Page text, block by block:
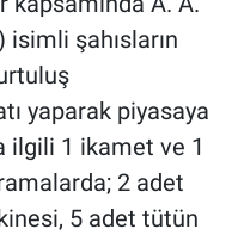
isimli şahısların
yaparak piyasaya
ilgili 1 ikamet ve 1
2 adet
5 adet tütün